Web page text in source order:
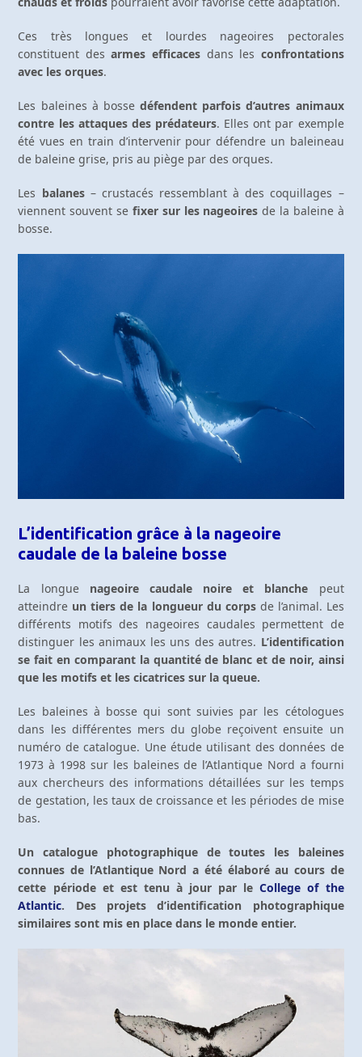
Ces très longues et lourdes nageoires pectorales
constituent des armes efficaces dans les confrontations
avec les orques.
Les baleines à bossedéfendent parfois d’autres animaux
contre les attaques des prédateurs. Elles ont par exemple
été vues en train d’intervenir pour défendre un baleineau
de baleine grise, pris au piège par des orques.
Les balanes– crustacés ressemblant à des coquillages –
viennent souvent se fixer sur les nageoires de la baleine à
bosse.
L’identification grâce à la nageoire
caudale de la baleine bosse
La longue nageoire caudale noire et blanche peut
atteindre un tiers de la longueur du corpsde l’animal. Les
différents motifs des nageoires caudales permettent de
distinguer les animaux les uns des autres. L’identification
se fait en comparant la quantité de blanc et de noir, ainsi
que les motifs et les cicatrices sur la queue.
Les baleines à bosse qui sont suivies par les cétologues
dans les différentes mers du globe reçoivent ensuite un
numéro de catalogue. Une étude utilisant des données de
1973 à 1998 sur les baleines de l’Atlantique Nord a fourni
aux chercheurs des informations détaillées sur les temps
de gestation, les taux de croissance et les périodes de mise
bas.
Un catalogue photographique de toutes les baleines
connues de l’Atlantique Nord a été élaboré au cours de
cette période et est tenu à jour par leCollege of the
Atlantic. Des projets d’identification photographique
similaires sont mis en place dans le monde entier.